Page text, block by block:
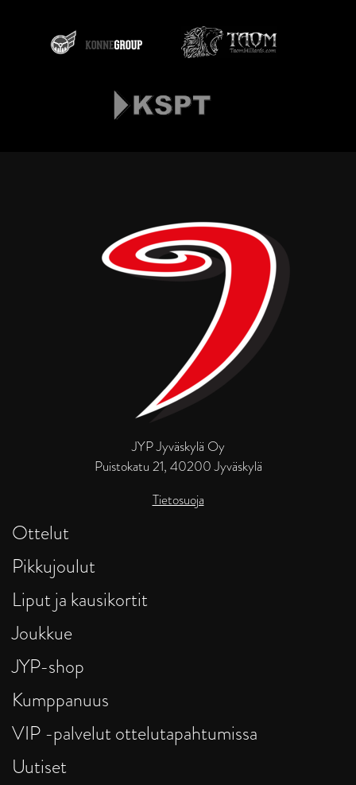
JYP Jyväskylä Oy
Puistokatu 21, 40200 Jyväskylä
Tietosuoja
Ottelut
Pikkujoulut
Liput ja kausikortit
Joukkue
JYP-shop
Kumppanuus
VIP -palvelut ottelutapahtumissa
Uutiset